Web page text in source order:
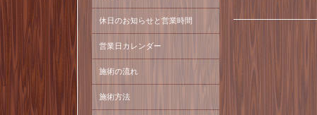
休日のお知らせと営業時間
営業日カレンダー
施術の流れ
施術方法